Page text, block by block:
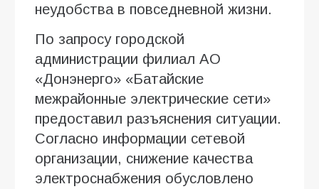
неудобства в повседневной жизни.
По запросу городской
администрации филиал АО
«Донэнерго» «Батайские
межрайонные электрические сети»
предоставил разъяснения ситуации.
Согласно информации сетевой
организации, снижение качества
электроснабжения обусловлено